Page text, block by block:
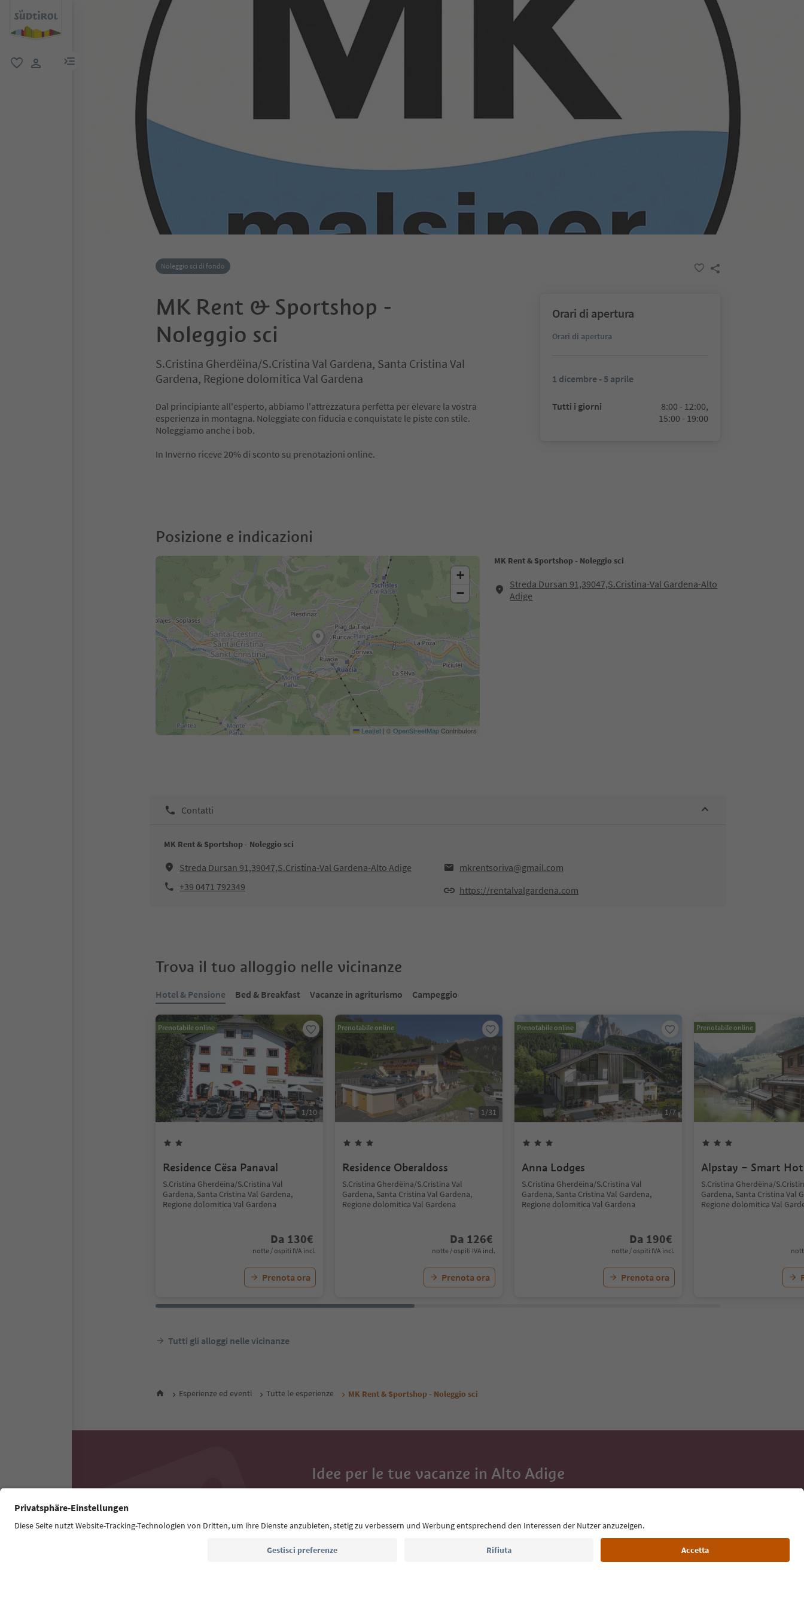
menu link
Noleggio sci di fondo
MK Rent & Sportshop -
Noleggio sci
S.Cristina Gherdëina/S.Cristina Val Gardena, Santa Cristina Val
Gardena, Regione dolomitica Val Gardena
Dal principiante all'esperto, abbiamo l'attrezzatura perfetta per elevare la vostra
esperienza in montagna. Noleggiate con fiducia e conquistate le piste con stile.
Noleggiamo anche i bob.
In Inverno riceve 20% di sconto su prenotazioni online.
Orari di apertura
Orari di apertura
1 dicembre - 5 aprile
Tutti i giorni
8:00 - 12:00,
15:00 - 19:00
Posizione e indicazioni
MK Rent & Sportshop - Noleggio sci
Streda Dursan 91,39047,S.Cristina-Val Gardena-Alto
Adige
+
−
Leaflet | ©OpenStreetMapContributors
Contatti
MK Rent & Sportshop - Noleggio sci
Streda Dursan 91,39047,S.Cristina-Val Gardena-Alto Adige
mkrentsoriva@gmail.com
+39 0471 792349
https://rentalvalgardena.com
Trova il tuo alloggio nelle vicinanze
Hotel & Pensione Bed & Breakfast Vacanze in agriturismo Campeggio
Prenotabile online
1/10
Residence Cësa Panaval
S.Cristina Gherdëina/S.Cristina Val
Gardena, Santa Cristina Val Gardena,
Regione dolomitica Val Gardena
Da 130€
notte / ospiti IVA incl.
Prenota ora
Prenotabile online
1/31
Residence Oberaldoss
S.Cristina Gherdëina/S.Cristina Val
Gardena, Santa Cristina Val Gardena,
Regione dolomitica Val Gardena
Da 126€
notte / ospiti IVA incl.
Prenota ora
Prenotabile online
1/7
Anna Lodges
S.Cristina Gherdëina/S.Cristina Val
Gardena, Santa Cristina Val Gardena,
Regione dolomitica Val Gardena
Da 190€
notte / ospiti IVA incl.
Prenota ora
Prenotabile online
Alpstay – Smart
S.Cristina Gherdëina/
Gardena, Santa Cristina Val
Regione dolomitica Val
Tutti gli alloggi nelle vicinanze
Esperienze ed eventi Tutte le esperienze MK Rent & Sportshop - Noleggio sci
Idee per le tue vacanze in Alto Adige
Indirizzo e-mail*